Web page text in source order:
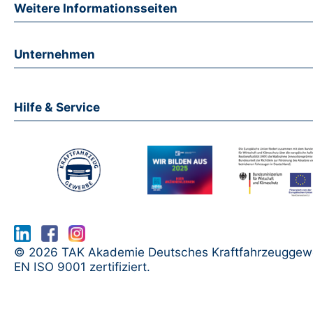
Weitere Informationsseiten
Unternehmen
Hilfe & Service
© 2026 TAK Akademie Deutsches
EN ISO 9001 zertifiziert.